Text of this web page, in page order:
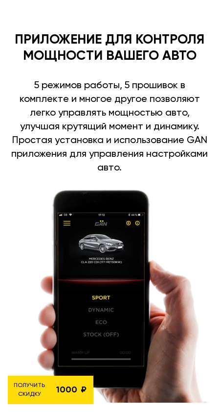
ПРИЛОЖЕНИЕ ДЛЯ КОНТРОЛЯ
МОЩНОСТИ ВАШЕГО АВТО
5 режимов работы, 5 прошивок в
комплекте и многое другое позволяют
легко управлять мощностью авто,
улучшая крутящий момент и динамику.
Простая установка и использование GAN
приложения для управления настройками
авто.
ПОЛУЧИТЬ
СКИДКУ
1000